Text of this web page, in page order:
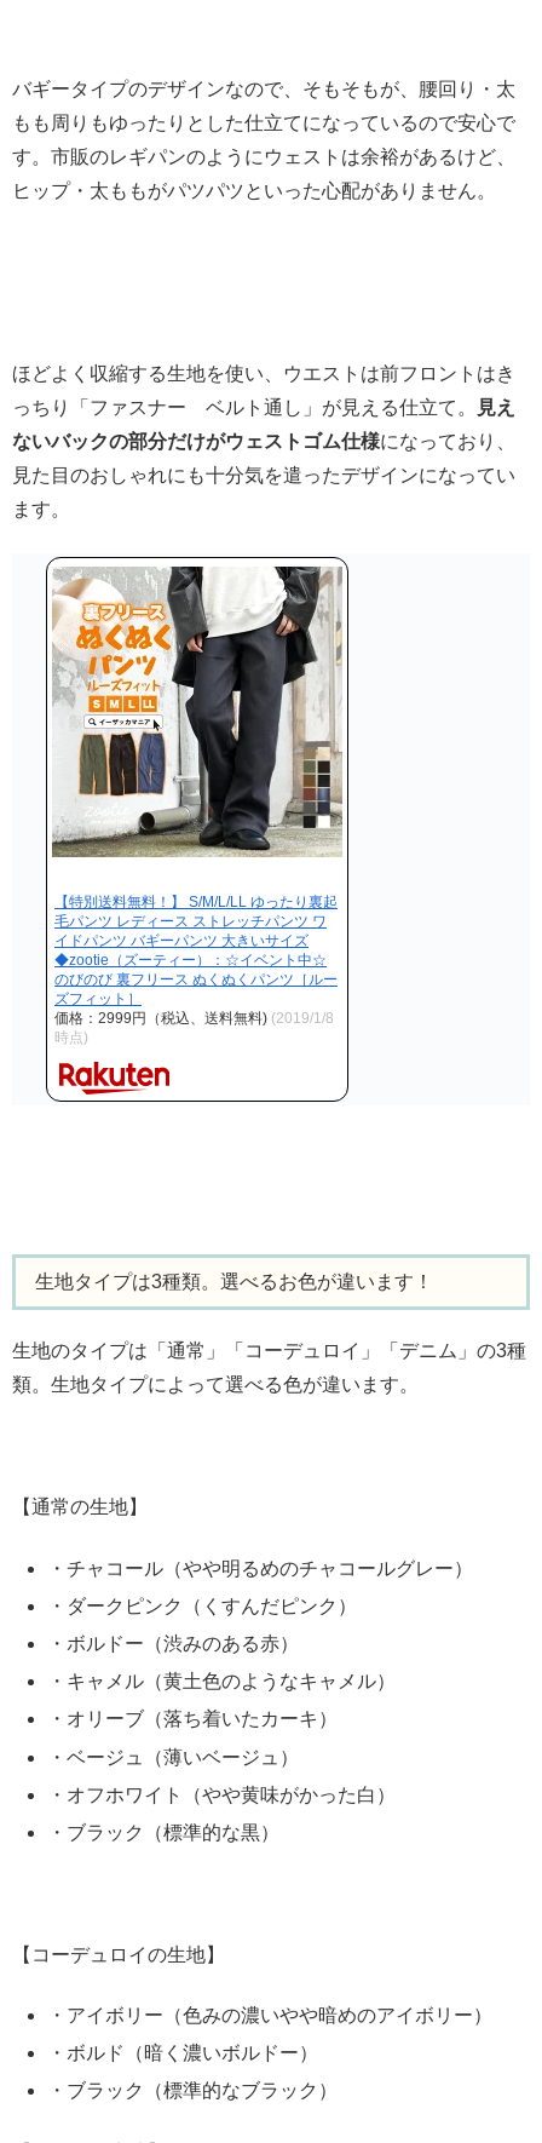
バギータイプのデザインなので、そもそもが、腰回り・太
もも周りもゆったりとした仕立てになっているので安心で
す。市販のレギパンのようにウェストは余裕があるけど、
ヒップ・太ももがパツパツといった心配がありません。
ほどよく収縮する生地を使い、ウエストは前フロントはき
っちり「ファスナー ベルト通し」が見える仕立て。
見え
ないバックの部分だけがウェストゴム仕様になっており、
見た目のおしゃれにも十分気を遣ったデザインになってい
ます。
【特別送料無料！】 S/M/L/LL ゆったり裏起
毛パンツ レディース ストレッチパンツ ワ
イドパンツ バギーパンツ 大きいサイズ
◆zootie（ズーティー）：☆イベント中☆
のびのび 裏フリース ぬくぬくパンツ［ルー
ズフィット］
価格：2999円（税込、送料無料) (2019/1/8
時点)
生地タイプは3種類。選べるお色が違います！
生地のタイプは「通常」「コーデュロイ」「デニム」の3種
類。生地タイプによって選べる色が違います。
【通常の生地】
・チャコール（やや明るめのチャコールグレー）
・ダークピンク（くすんだピンク）
・ボルドー（渋みのある赤）
・キャメル（黄土色のようなキャメル）
・オリーブ（落ち着いたカーキ）
・ベージュ（薄いベージュ）
・オフホワイト（やや黄味がかった白）
・ブラック（標準的な黒）
【コーデュロイの生地】
・アイボリー（色みの濃いやや暗めのアイボリー）
・ボルド（暗く濃いボルドー）
・ブラック（標準的なブラック）